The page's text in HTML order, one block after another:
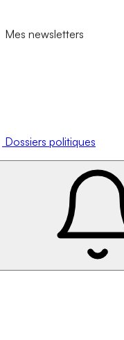
Mes newsletters
Dossiers politiques